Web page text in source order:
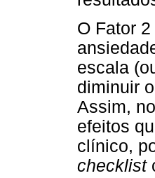
O Fator
escala
diminuir
Assim,
efeitos
clínico,
checklist